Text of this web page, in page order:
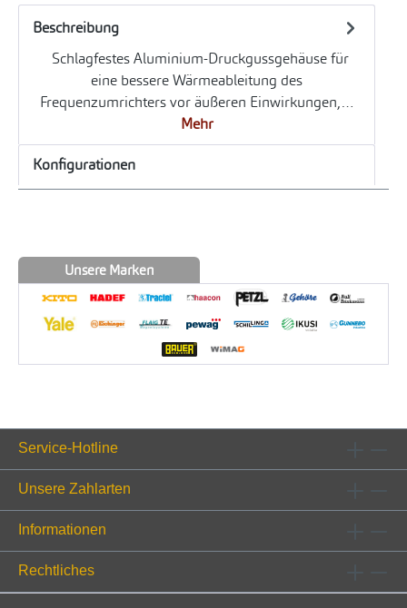
Beschreibung
Schlagfestes Aluminium-Druckgussgehäuse für
eine bessere Wärmeableitung des
Frequenzumrichters vor äußeren Einwirkungen,…
Mehr
Konfigurationen
Unsere Marken
Service-Hotline
Unsere Zahlarten
Informationen
Rechtliches